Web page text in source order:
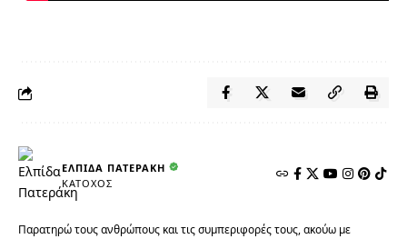
ΕΛΠΊΔΑ ΠΑΤΕΡΆΚΗ
ΚΆΤΟΧΟΣ
Παρατηρώ τους ανθρώπους και τις συμπεριφορές τους, ακούω με